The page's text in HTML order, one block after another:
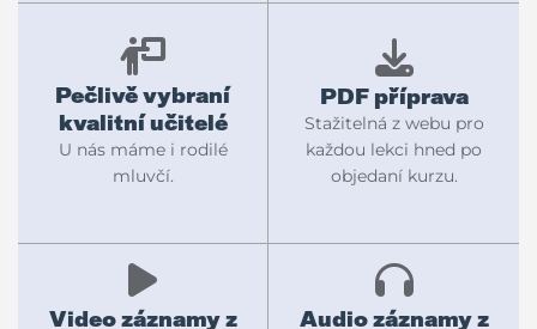
Pečlivě vybraní
kvalitní učitelé
U nás máme i rodilé
mluvčí.
PDF příprava
Stažitelná z webu pro
každou lekci hned po
objedaní kurzu.
Video záznamy z
Audio záznamy z